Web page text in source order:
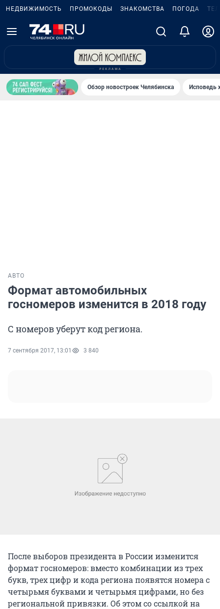
НЕДВИЖИМОСТЬ ПРОМОКОДЫ ЗНАКОМСТВА ПОГОДА
Обзор новостроек Челябинска Исповедь
АВТО
Формат автомобильных
госномеров изменится в 2018 году
С номеров уберут код региона.
7 сентября 2017, 13:01 3 840
После выборов президента в России изменится
формат госномеров: вместо комбинации из трех
букв, трех цифр и кода региона появятся номера с
четырьмя буквами и четырьмя цифрами, но без
региональной привязки. Об этом со ссылкой на